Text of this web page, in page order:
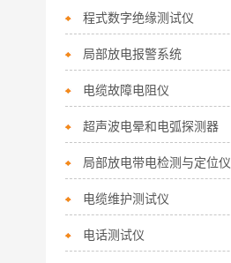
程式数字绝缘测试仪
局部放电报警系统
电缆故障电阻仪
超声波电晕和电弧探测器
局部放电带电检测与定位仪
电缆维护测试仪
电话测试仪